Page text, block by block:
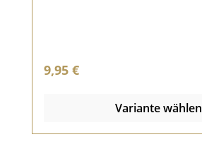
Regulärer Preis:
9,95 €
Variante wählen